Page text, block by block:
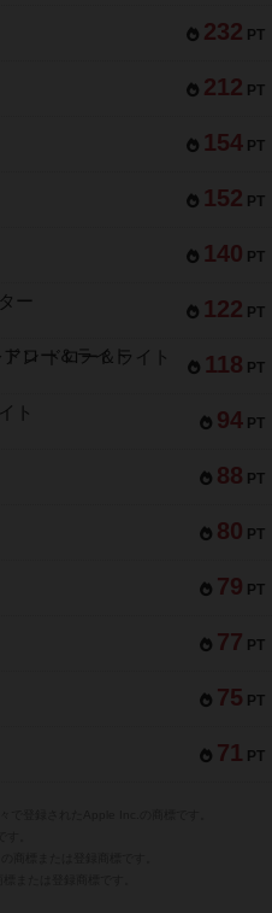
232 PT
212 PT
154 PT
152 PT
140 PT
122 PT
ー
118 PT
ン ドロー＆ライト
94 PT
ト
88 PT
80 PT
79 PT
77 PT
75 PT
71 PT